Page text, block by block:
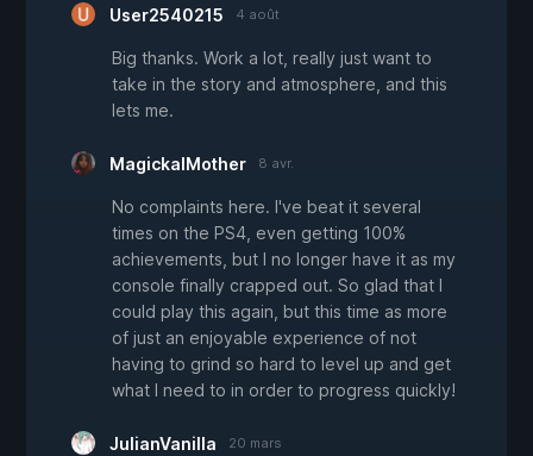
User2540215 4 août
Big thanks. Work a lot, really just want to
take in the story and atmosphere, and this
lets me.
MagickalMother 8 avr.
No complaints here. I've beat it several
times on the PS4, even getting 100%
achievements, but I no longer have it as my
console finally crapped out. So glad that I
could play this again, but this time as more
of just an enjoyable experience of not
having to grind so hard to level up and get
what I need to in order to progress quickly!
JulianVanilla 20 mars